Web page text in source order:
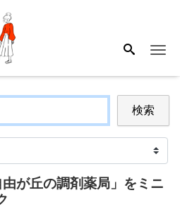
検索
由が丘の調剤薬局」 をミニ